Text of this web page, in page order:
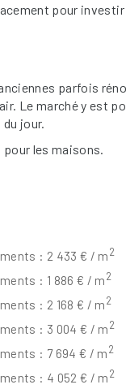
pour
parfois
Le marché y est
jour.
les maisons.
: 2 433 € / m2
: 1 886 € / m2
: 2 168 € / m2
: 3 004 € / m2
: 7 694 € / m2
: 4 052 € / m2